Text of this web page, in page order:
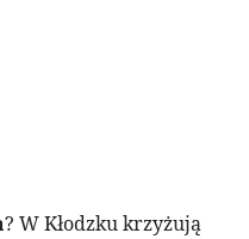
? W Kłodzku krzyżują